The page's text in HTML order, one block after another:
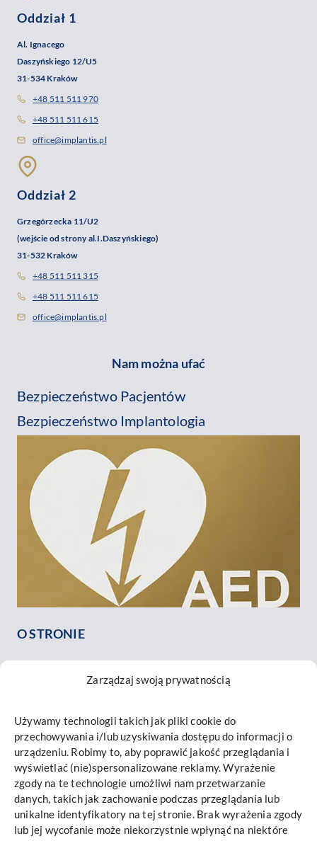
Zarządzaj swoją prywatnością
Używamy technologii takich jak pliki cookie do
przechowywania i/lub uzyskiwania dostępu do informacji o
urządzeniu. Robimy to, aby poprawić jakość przeglądania i
wyświetlać (nie)spersonalizowane reklamy. Wyrażenie
zgody na te technologie umożliwi nam przetwarzanie
danych, takich jak zachowanie podczas przeglądania lub
unikalne identyfikatory na tej stronie. Brak wyrażenia zgody
lub jej wycofanie może niekorzystnie wpłynąć na niektóre
Oddział 1
Al. Ignacego
Daszyńskiego 12/U5
31-534 Kraków
+48 511 511 970
+48 511 511 615
office@implantis.pl
Oddział 2
Grzegórzecka 11/U2
(wejście od strony al.I.Daszyńskiego)
31-532 Kraków
+48 511 511 315
+48 511 511 615
office@implantis.pl
Nam można ufać
Bezpieczeństwo Pacjentów
Bezpieczeństwo Implantologia
O STRONIE
Kontakt
INFORMACJE
Mapa strony
Polityka prywatności i cookies
Promieniowanie RTG